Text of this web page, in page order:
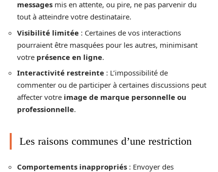
messages mis en attente, ou pire, ne pas parvenir du
tout à atteindre votre destinataire.
Visibilité limitée : Certaines de vos interactions
pourraient être masquées pour les autres, minimisant
votre présence en ligne.
Interactivité restreinte : L’impossibilité de
commenter ou de participer à certaines discussions peut
affecter votre image de marque personnelle ou
professionnelle.
Les raisons communes d’une restriction
Comportements inappropriés : Envoyer des